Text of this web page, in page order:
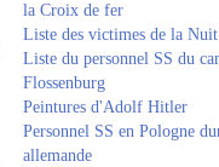
la Croix de fer
Liste des victimes de la
Liste du personnel SS du
Flossenburg
Peintures d'Adolf Hitler
Personnel SS en Pologne
allemande